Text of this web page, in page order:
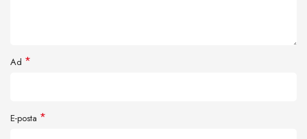
Ad *
E-posta *